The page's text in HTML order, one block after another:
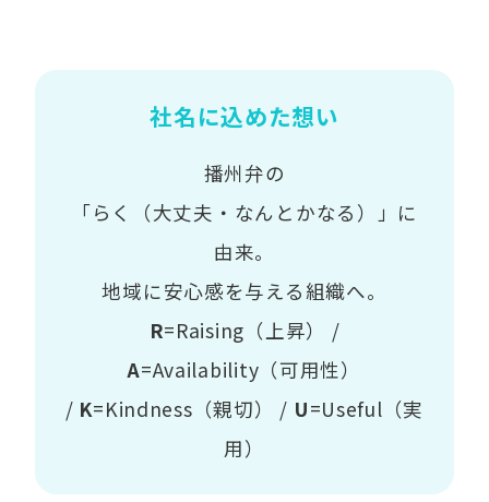
社名に込めた想い
播州弁の
「らく（大丈夫・なんとかなる）」に
由来。
地域に安心感を与える組織へ。
R=Raising（上昇） /
A=Availability（可用性）
/ K=Kindness（親切） / U=Useful（実
用）